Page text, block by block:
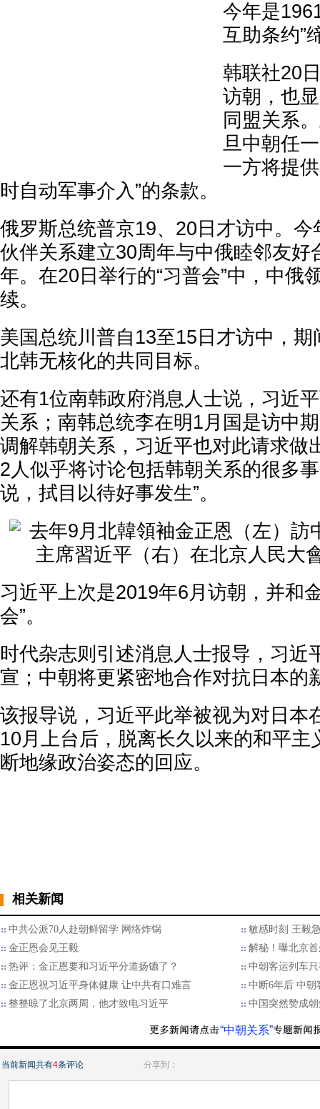
今年是
互助条约”
韩联社20
访朝，也
同盟关系
旦中朝任
一方将提
时自动军事介入”的条款。
俄罗斯总统普京19、20日才访中。
伙伴关系建立30周年与中俄睦邻友好
年。在20日举行的“习普会”中，中俄
续。
美国总统川普自13至15日才访中，
北韩无核化的共同目标。
还有1位南韩政府消息人士说，习近
关系；南韩总统李在明1月国是访中
调解韩朝关系，习近平也对此请求做
2人似乎将讨论包括韩朝关系的很多
说，拭目以待好事发生”。
习近平上次是2019年6月访朝，并和
会”。
时代杂志则引述消息人士报导，习近
宣；中朝将更紧密地合作对抗日本的
该报导说，习近平此举被视为对日本
10月上台后，脱离长久以来的和平主
断地缘政治姿态的回应。
相关新闻
中共公派70人赴朝鲜留学 网络炸锅
敏感时刻 王毅
金正恩会见王毅
解秘！曝北京
热评：金正恩要和习近平分道扬镳了？
中朝客运列车
金正恩祝习近平身体健康 让中共有口难言
中断6年后 中朝
整整晾了北京两周，他才致电习近平
中国突然赞成
“中朝关系”
当前新闻共有4条评论 分享到：